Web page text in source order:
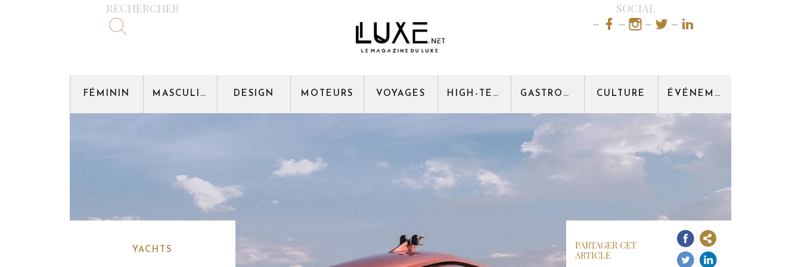
RECHERCHER SOCIAL
FÉMININ MASCULIN DESIGN MOTEURS VOYAGES HIGH-TECH GASTRONOMIE CULTURE ÉVÉNEMENT
YACHTS
PARTAGER CET
ARTICLE